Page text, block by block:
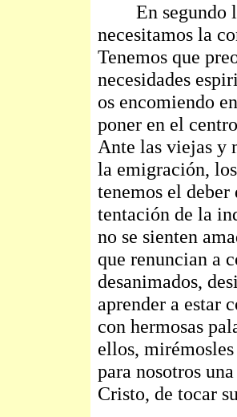
En segundo
necesitamos la
Tenemos que
necesidades
os encomiendo
poner en el
Ante las viejas y
la emigración,
tenemos el
tentación de la
no se sienten
que renuncian a
desanimados,
aprender a estar
con hermosas
ellos,
para nosotros
Cristo, de tocar